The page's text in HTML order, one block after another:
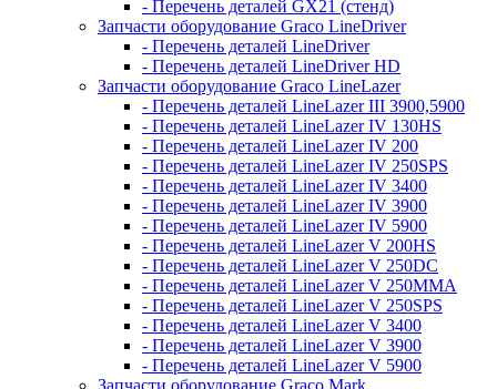
- Перечень деталей GX21 (стенд)
Запчасти оборудование Graco LineDriver
- Перечень деталей LineDriver
- Перечень деталей LineDriver HD
Запчасти оборудование Graco LineLazer
- Перечень деталей LineLazer III 3900,5900
- Перечень деталей LineLazer IV 130HS
- Перечень деталей LineLazer IV 200
- Перечень деталей LineLazer IV 250SPS
- Перечень деталей LineLazer IV 3400
- Перечень деталей LineLazer IV 3900
- Перечень деталей LineLazer IV 5900
- Перечень деталей LineLazer V 200HS
- Перечень деталей LineLazer V 250DC
- Перечень деталей LineLazer V 250MMA
- Перечень деталей LineLazer V 250SPS
- Перечень деталей LineLazer V 3400
- Перечень деталей LineLazer V 3900
- Перечень деталей LineLazer V 5900
Запчасти оборудование Graco Mark